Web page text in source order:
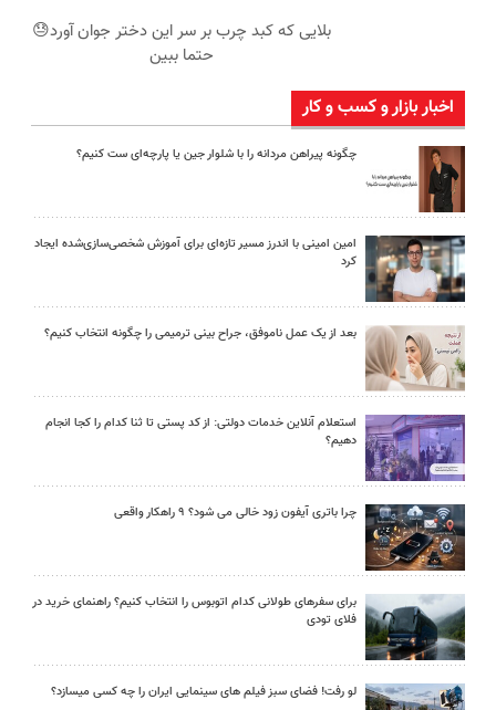
بلایی که کبد چرب بر سر این دختر جوان آورد😓
حتما ببین
اخبار بازار و کسب و کار
چگونه پیراهن مردانه را با شلوار جین یا پارچه‌ای ست کنیم؟
امین امینی با اندرز مسیر تازه‌ای برای آموزش شخصی‌سازی‌شده ایجاد
کرد
بعد از یک عمل ناموفق، جراح بینی ترمیمی را چگونه انتخاب کنیم؟
استعلام آنلاین خدمات دولتی: از کد پستی تا ثنا کدام را کجا انجام
دهیم؟
چرا باتری آیفون زود خالی می شود؟ ۹ راهکار واقعی
برای سفرهای طولانی کدام اتوبوس را انتخاب کنیم؟ راهنمای خرید در
فلای تودی
لو رفت! فضای سبز فیلم های سینمایی ایران را چه کسی میسازد؟